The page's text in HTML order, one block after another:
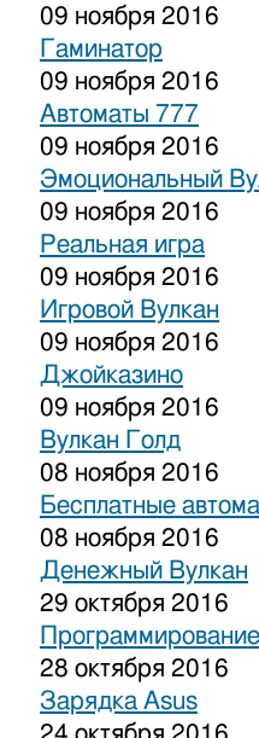
09 ноября 2016
Гаминатор
09 ноября 2016
Автоматы 777
09 ноября 2016
Эмоциональный
09 ноября 2016
Реальная игра
09 ноября 2016
Игровой Вулкан
09 ноября 2016
Джойказино
09 ноября 2016
Вулкан Голд
08 ноября 2016
Бесплатные
08 ноября 2016
Денежный Вулкан
29 октября 2016
28 октября 2016
Зарядка Asus